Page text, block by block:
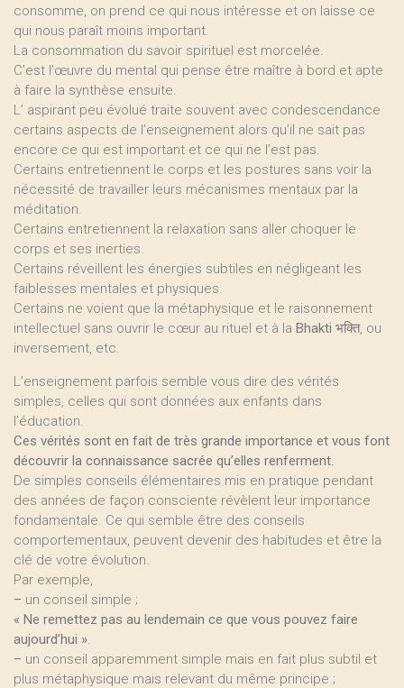
consomme, on prend ce qui nous intéresse et on laisse ce
qui nous paraît moins important.
La consommation du savoir spirituel est morcelée.
C’est l’œuvre du mental qui pense être maître à bord et apte
à faire la synthèse ensuite.
L’ aspirant peu évolué traite souvent avec condescendance
certains aspects de l’enseignement alors qu’il ne sait pas
encore ce qui est important et ce qui ne l’est pas.
Certains entretiennent le corps et les postures sans voir la
nécessité de travailler leurs mécanismes mentaux par la
méditation.
Certains entretiennent la relaxation sans aller choquer le
corps et ses inerties.
Certains réveillent les énergies subtiles en négligeant les
faiblesses mentales et physiques.
Certains ne voient que la métaphysique et le raisonnement
intellectuel sans ouvrir le cœur au rituel et à la Bhakti भक्ति, ou
inversement, etc.
L’enseignement parfois semble vous dire des vérités
simples, celles qui sont données aux enfants dans
l’éducation.
Ces vérités sont en fait de très grande importance et vous font
découvrir la connaissance sacrée qu’elles renferment.
De simples conseils élémentaires mis en pratique pendant
des années de façon consciente révèlent leur importance
fondamentale. Ce qui semble être des conseils
comportementaux, peuvent devenir des habitudes et être la
clé de votre évolution.
Par exemple,
– un conseil simple ;
« Ne remettez pas au lendemain ce que vous pouvez faire
aujourd’hui ».
– un conseil apparemment simple mais en fait plus subtil et
plus métaphysique mais relevant du même principe ;